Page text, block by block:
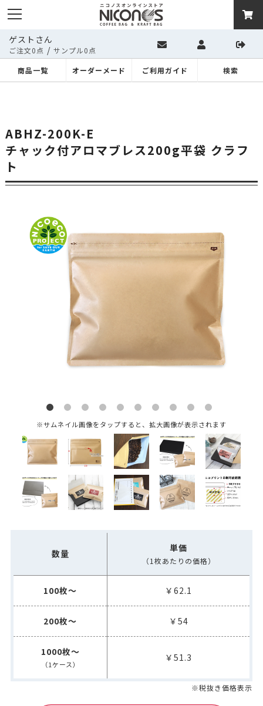
ゲストさん
ご注文0点 / サンプル0点
商品一覧
オーダーメード ご利用ガイド 検索
ABHZ-200K-E
チャック付アロマブレス200g平袋 クラフ
ト
※サムネイル画像をタップすると、拡大画像が表示されます
数量 単価
（1枚あたりの価格）
100枚～ ￥62.1
200枚～ ￥54
1000枚～
（1ケース）
￥51.3
※税抜き価格表示